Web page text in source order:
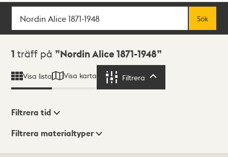
Sök
Sök
Sökresultat
1 träff på Nordin Alice 1871-1948
Visa lista Visa karta Filtrera
Visningsläge
Filtrera tid
Filtrera materialtyper